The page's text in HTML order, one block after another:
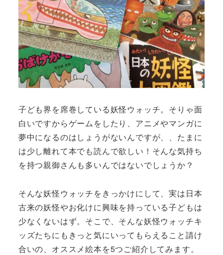
子ども界を席巻している妖怪ウォッチ。そりゃ面
白いですからゲームをしたり、アニメやマンガに
夢中になるのはしょうがないんですが、、たまに
は少し離れて本でも読んで欲しい！そんな気持ち
を持つ親御さんも多いんではないでしょうか？
そんな妖怪ウォッチをきっかけにして、実は日本
古来の妖怪やお化けに興味を持っている子どもは
少なくないはず。そこで、そんな妖怪ウォッチキ
ッズたちにもきっと気にいってもらえること請け
合いの、オススメ絵本を5つご紹介してみます。